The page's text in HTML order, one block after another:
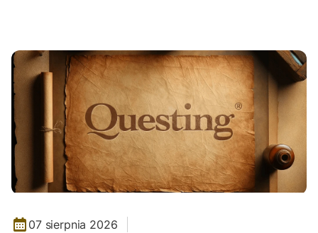
07 sierpnia 2026